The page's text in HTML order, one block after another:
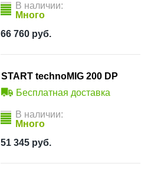
В наличии:
Много
66 760 руб.
START technoMIG 200 DP
Бесплатная доставка
В наличии:
Много
51 345 руб.